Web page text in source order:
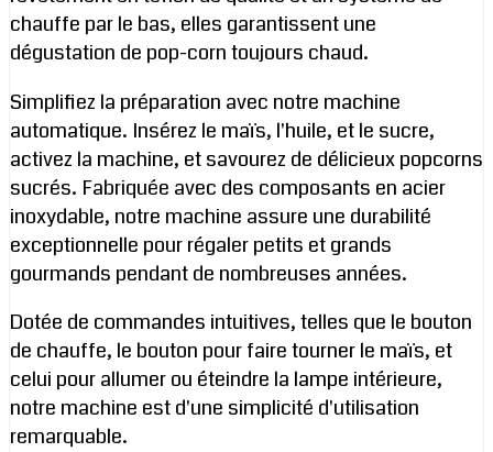
chauffe par le bas, elles garantissent une
dégustation de pop-corn toujours chaud.
Simplifiez la préparation avec notre machine
automatique. Insérez le maïs, l'huile, et le sucre,
activez la machine, et savourez de délicieux popcorns
sucrés. Fabriquée avec des composants en acier
inoxydable, notre machine assure une durabilité
exceptionnelle pour régaler petits et grands
gourmands pendant de nombreuses années.
Dotée de commandes intuitives, telles que le bouton
de chauffe, le bouton pour faire tourner le maïs, et
celui pour allumer ou éteindre la lampe intérieure,
notre machine est d'une simplicité d'utilisation
remarquable.